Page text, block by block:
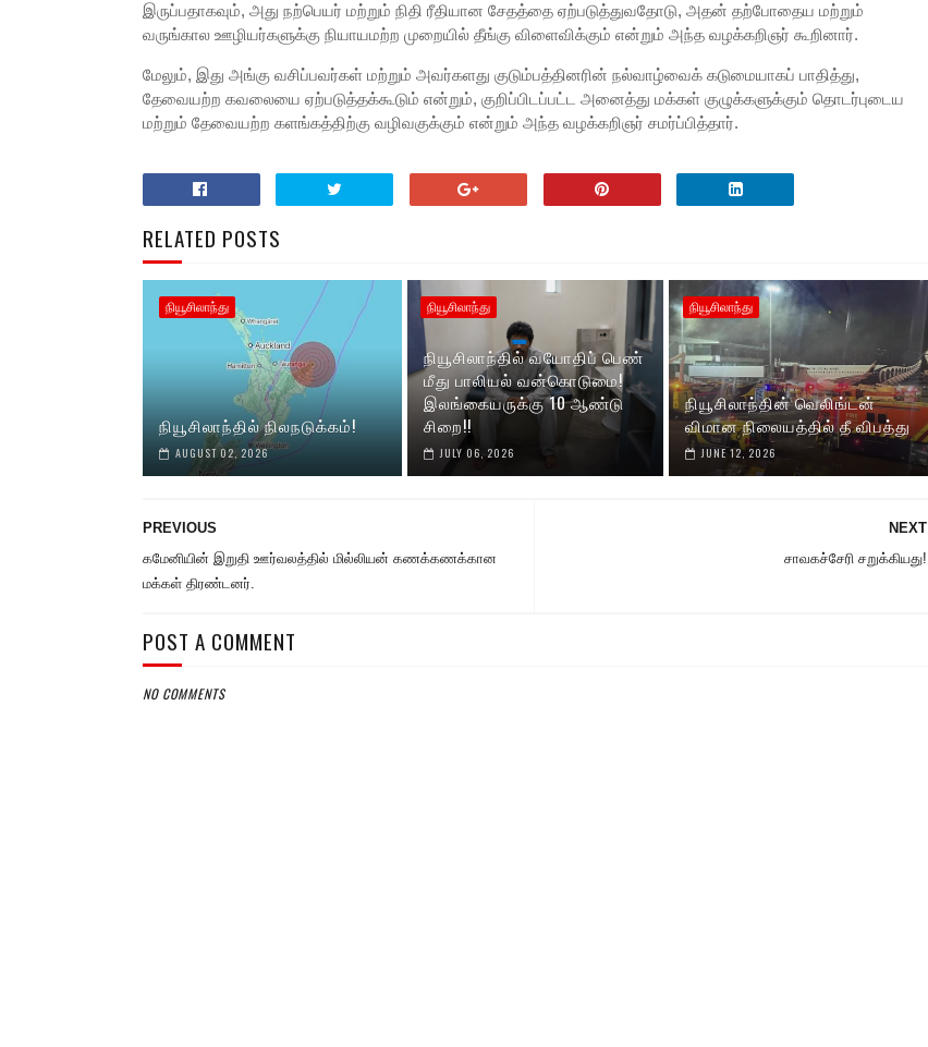
இருப்பதாகவும், அது நற்பெயர் மற்றும் நிதி ரீதியான சேதத்தை ஏற்படுத்துவதோடு, அதன் தற்போதைய மற்றும்
வருங்கால ஊழியர்களுக்கு நியாயமற்ற முறையில் தீங்கு விளைவிக்கும் என்றும் அந்த வழக்கறிஞர் கூறினார்.
மேலும், இது அங்கு வசிப்பவர்கள் மற்றும் அவர்களது குடும்பத்தினரின் நல்வாழ்வைக் கடுமையாகப் பாதித்து,
தேவையற்ற கவலையை ஏற்படுத்தக்கூடும் என்றும், குறிப்பிடப்பட்ட அனைத்து மக்கள் குழுக்களுக்கும் தொடர்புடைய
மற்றும் தேவையற்ற களங்கத்திற்கு வழிவகுக்கும் என்றும் அந்த வழக்கறிஞர் சமர்ப்பித்தார்.
RELATED POSTS
நியூசிலாந்து
நியூசிலாந்தில் நிலநடுக்கம்!
AUGUST 02, 2026
நியூசிலாந்து
நியூசிலாந்தில் வயோதிப் பெண்
மீது பாலியல் வன்கொடுமை!
இலங்கையருக்கு 10 ஆண்டு
சிறை!!
JULY 06, 2026
நியூசிலாந்து
நியூசிலாந்தின் வெலிங்டன்
விமான நிலையத்தில் தீ விபத்து
JUNE 12, 2026
NEXT
சாவகச்சேரி சறுக்கியது!
PREVIOUS
கமேனியின் இறுதி ஊர்வலத்தில் மில்லியன் கணக்கணக்கான
மக்கள் திரண்டனர்.
POST A COMMENT
NO COMMENTS